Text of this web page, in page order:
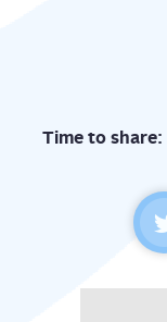
Time to share: